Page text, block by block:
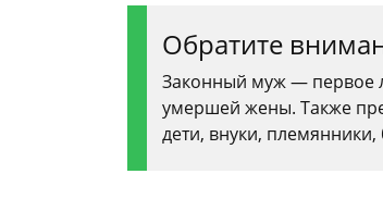
Обратите
Законный муж — первое
умершей жены. Также
дети, внуки, племянники,